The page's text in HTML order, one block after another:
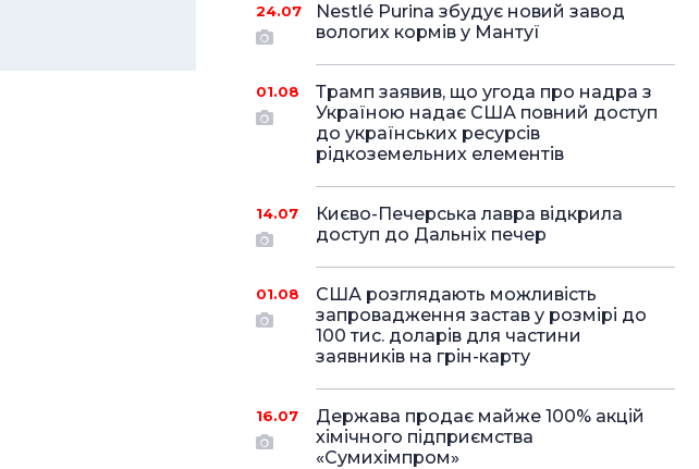
24.07
Nestlé Purina збудує новий завод
вологих кормів у Мантуї
01.08
Трамп заявив, що угода про надра з
Україною надає США повний доступ
до українських ресурсів
рідкоземельних елементів
14.07
Києво-Печерська лавра відкрила
доступ до Дальніх печер
01.08
США розглядають можливість
запровадження застав у розмірі до
100 тис. доларів для частини
заявників на грін-карту
16.07
Держава продає майже 100% акцій
хімічного підприємства
«Сумихімпром»